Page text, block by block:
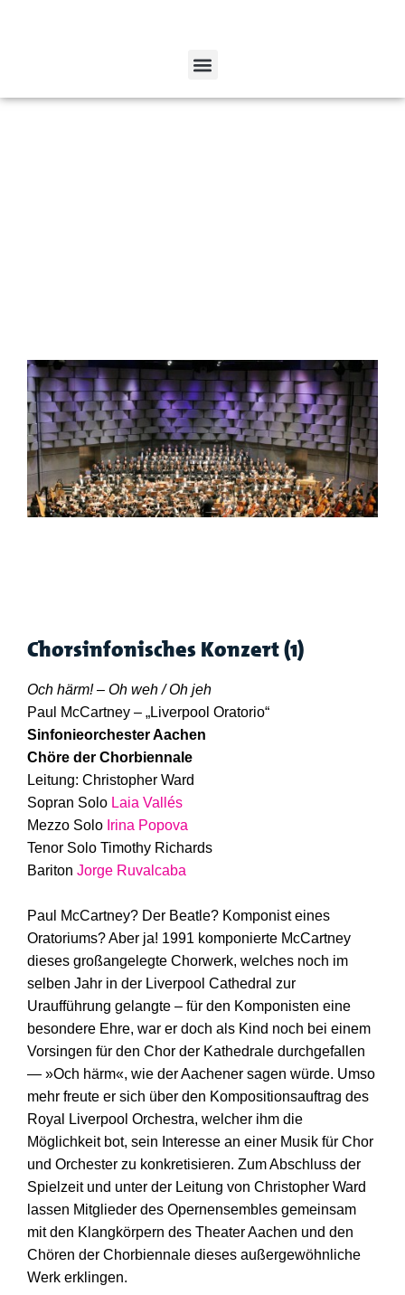
Chorsinfonisches Konzert (1)
Och härm! – Oh weh / Oh jeh
Paul McCartney – „Liverpool Oratorio“
Sinfonieorchester Aachen
Chöre der Chorbiennale
Leitung: Christopher Ward
Sopran Solo Laia Vallés
Mezzo Solo Irina Popova
Tenor Solo Timothy Richards
Bariton Jorge Ruvalcaba
Paul McCartney? Der Beatle? Komponist eines
Oratoriums? Aber ja! 1991 komponierte McCartney
dieses großangelegte Chorwerk, welches noch im
selben Jahr in der Liverpool Cathedral zur
Uraufführung gelangte – für den Komponisten eine
besondere Ehre, war er doch als Kind noch bei einem
Vorsingen für den Chor der Kathedrale durchgefallen
— »Och härm«, wie der Aachener sagen würde. Umso
mehr freute er sich über den Kompositionsauftrag des
Royal Liverpool Orchestra, welcher ihm die
Möglichkeit bot, sein Interesse an einer Musik für Chor
und Orchester zu konkretisieren. Zum Abschluss der
Spielzeit und unter der Leitung von Christopher Ward
lassen Mitglieder des Opernensembles gemeinsam
mit den Klangkörpern des Theater Aachen und den
Chören der Chorbiennale dieses außergewöhnliche
Werk erklingen.